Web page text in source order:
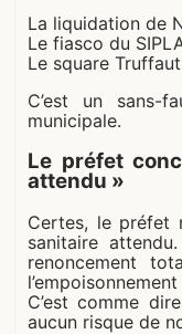
La liquidation de
Le fiasco du
Le square
C’est un sans-
municipale.
Le préfet
attendu »
Certes, le préfet
sanitaire
renoncement
C’est comme
aucun risque de